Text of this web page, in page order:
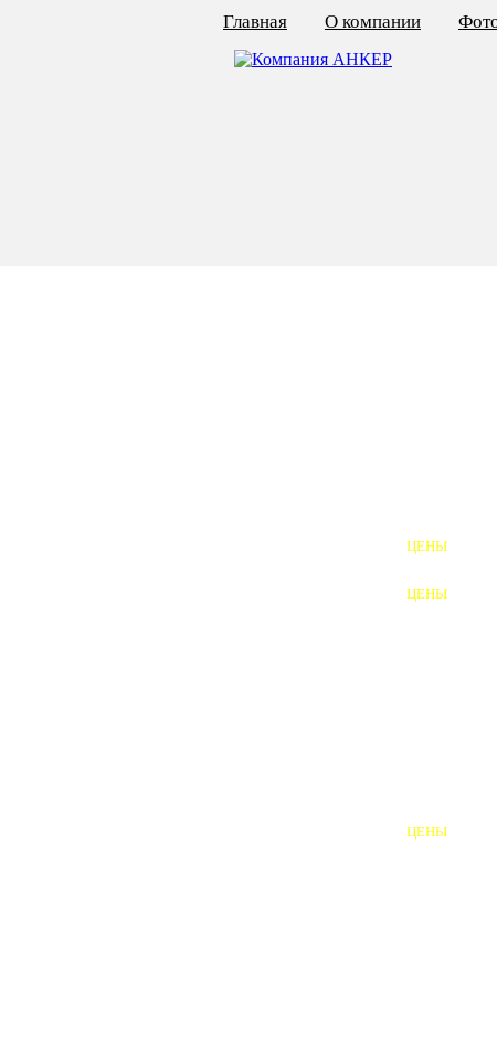
ЦЕНЫ
ЦЕНЫ
ШАЙБЫ ФУНДАМЕНТНЫЕ
ЦЕНЫ
Главная О компании